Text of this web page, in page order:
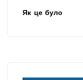
Як це було